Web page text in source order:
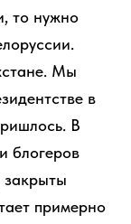
то нужно
Мы
в
В
блогеров
примерно